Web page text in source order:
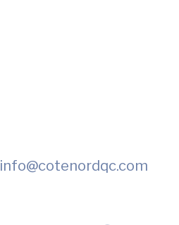
info@cotenordqc.com